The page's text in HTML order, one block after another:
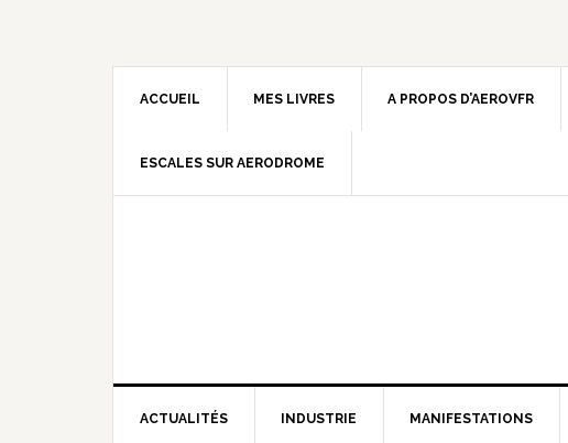
ACCUEIL MES LIVRES A PROPOS D’AEROVFR
ESCALES SUR AERODROME
ACTUALITÉS INDUSTRIE MANIFESTATIONS